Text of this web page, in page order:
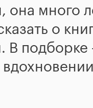
она много
о
В